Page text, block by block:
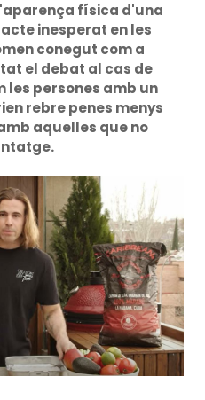
física d'una
inesperat en les
conegut com a
el debat al cas de
les persones amb un
rebre penes menys
aquelles que no